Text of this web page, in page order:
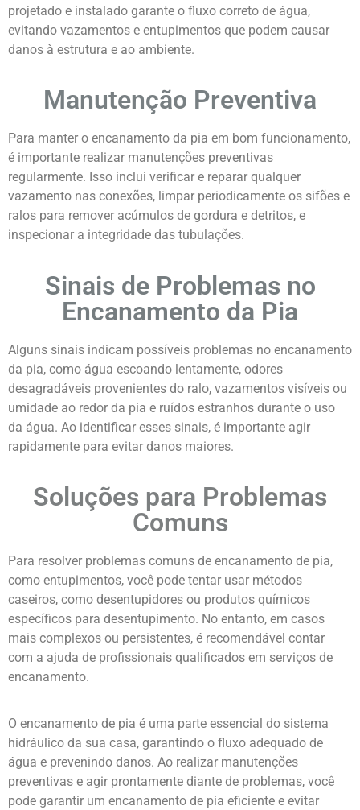
projetado e instalado garante o fluxo correto de água,
evitando vazamentos e entupimentos que podem causar
danos à estrutura e ao ambiente.
Manutenção Preventiva
Para manter o encanamento da pia em bom funcionamento,
é importante realizar manutenções preventivas
regularmente. Isso inclui verificar e reparar qualquer
vazamento nas conexões, limpar periodicamente os sifões e
ralos para remover acúmulos de gordura e detritos, e
inspecionar a integridade das tubulações.
Sinais de Problemas no
Encanamento da Pia
Alguns sinais indicam possíveis problemas no encanamento
da pia, como água escoando lentamente, odores
desagradáveis provenientes do ralo, vazamentos visíveis ou
umidade ao redor da pia e ruídos estranhos durante o uso
da água. Ao identificar esses sinais, é importante agir
rapidamente para evitar danos maiores.
Soluções para Problemas
Comuns
Para resolver problemas comuns de encanamento de pia,
como entupimentos, você pode tentar usar métodos
caseiros, como desentupidores ou produtos químicos
específicos para desentupimento. No entanto, em casos
mais complexos ou persistentes, é recomendável contar
com a ajuda de profissionais qualificados em serviços de
encanamento.
O encanamento de pia é uma parte essencial do sistema
hidráulico da sua casa, garantindo o fluxo adequado de
água e prevenindo danos. Ao realizar manutenções
preventivas e agir prontamente diante de problemas, você
pode garantir um encanamento de pia eficiente e evitar